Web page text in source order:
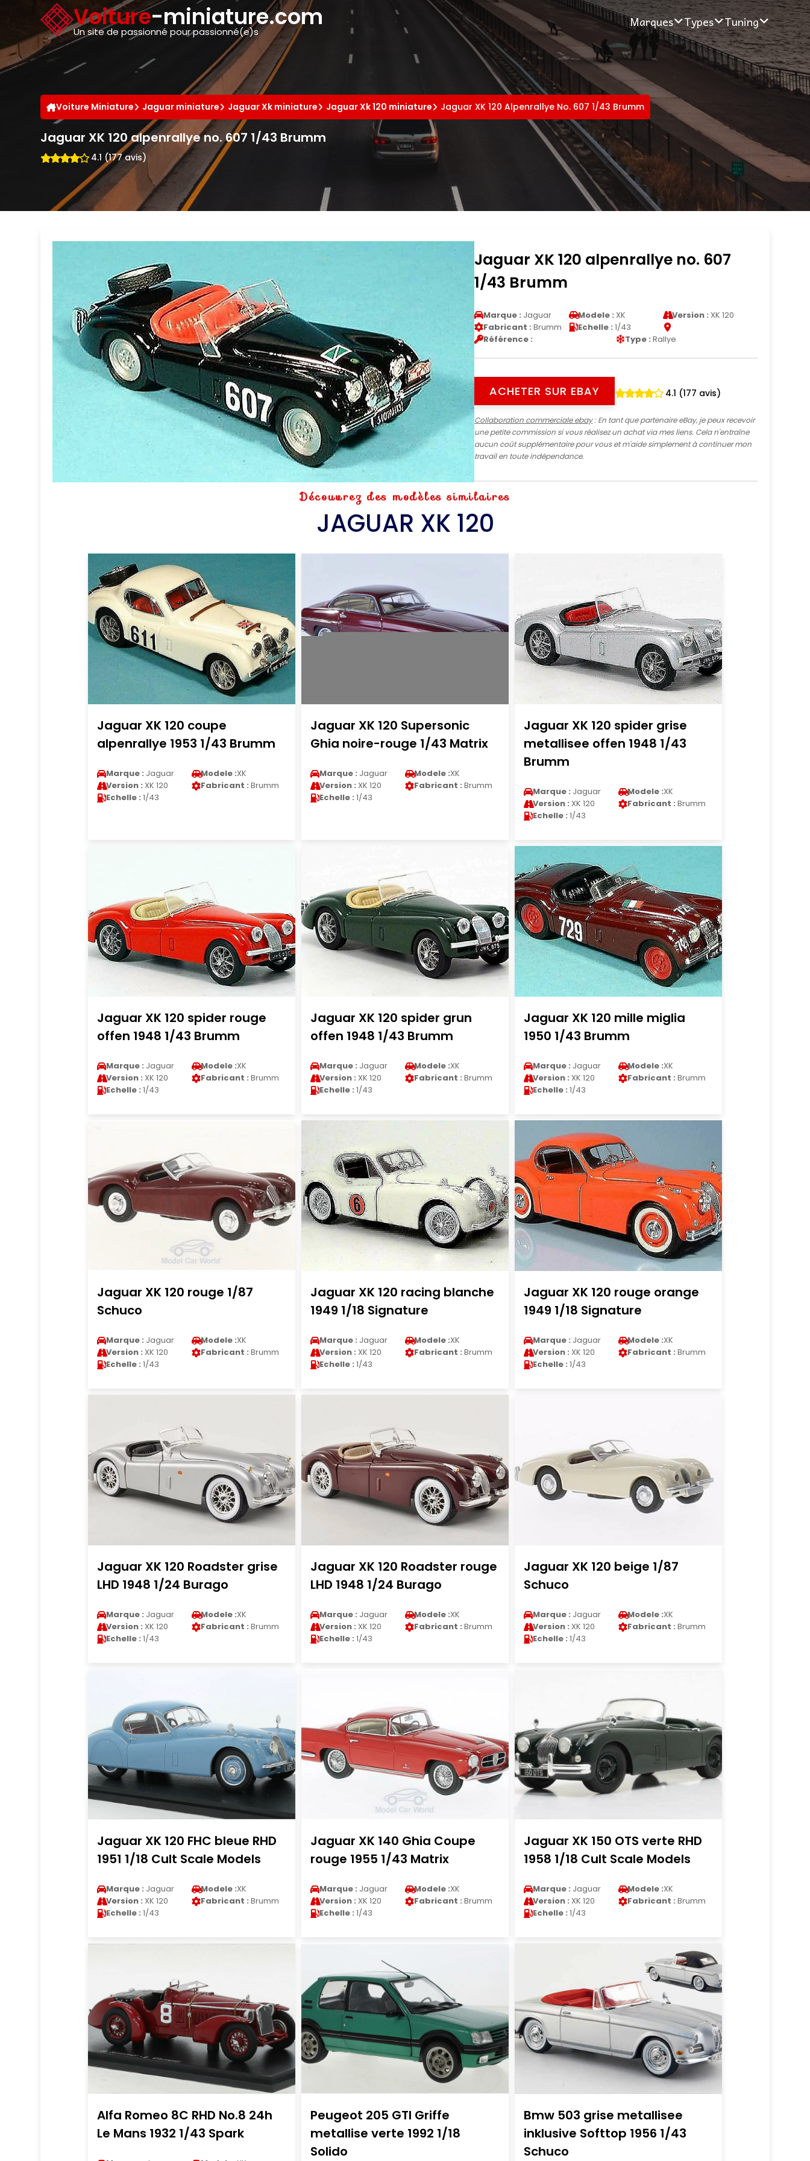
Voiture-miniature.com
Un site de passionné pour passionné(e)s
Marques Types Tuning
Voiture Miniature Jaguar miniature Jaguar Xk miniature Jaguar Xk 120 miniature Jaguar XK 120 Alpenrallye No. 607 1/43 Brumm
Jaguar XK 120 alpenrallye no. 607 1/43 Brumm
4.1 (177 avis)
Jaguar XK 120 alpenrallye no. 607
1/43 Brumm
Marque : Jaguar Modele : XK Version : XK 120
Fabricant : Brumm Echelle : 1/43
Référence :
Type : Rallye
ACHETER SUR EBAY 4.1 (177 avis)
Collaboration commerciale ebay: En tant que partenaire eBay, je peux recevoir
une petite commission si vous réalisez un achat via mes liens. Cela n'entraîne
aucun coût supplémentaire pour vous et m'aide simplement à continuer mon
travail en toute indépendance.
Découvrez des modèles similaires
JAGUAR XK 120
Jaguar XK 120 coupe
alpenrallye 1953 1/43 Brumm
Marque : Jaguar Modele :XK
Version : XK 120 Fabricant : Brumm
Echelle : 1/43
Jaguar XK 120 Supersonic
Ghia noire-rouge 1/43 Matrix
Marque : Jaguar Modele :XK
Version : XK 120 Fabricant : Brumm
Echelle : 1/43
Jaguar XK 120 spider grise
metallisee offen 1948 1/43
Brumm
Marque : Jaguar Modele :XK
Version : XK 120 Fabricant : Brumm
Echelle : 1/43
Jaguar XK 120 spider rouge
offen 1948 1/43 Brumm
Marque : Jaguar Modele :XK
Version : XK 120 Fabricant : Brumm
Echelle : 1/43
Jaguar XK 120 spider grun
offen 1948 1/43 Brumm
Marque : Jaguar Modele :XK
Version : XK 120 Fabricant : Brumm
Echelle : 1/43
Jaguar XK 120 mille miglia
1950 1/43 Brumm
Marque : Jaguar Modele :XK
Version : XK 120 Fabricant : Brumm
Echelle : 1/43
Jaguar XK 120 rouge 1/87
Schuco
Marque : Jaguar Modele :XK
Version : XK 120 Fabricant : Brumm
Echelle : 1/43
Jaguar XK 120 racing blanche
1949 1/18 Signature
Marque : Jaguar Modele :XK
Version : XK 120 Fabricant : Brumm
Echelle : 1/43
Jaguar XK 120 rouge orange
1949 1/18 Signature
Marque : Jaguar Modele :XK
Version : XK 120 Fabricant : Brumm
Echelle : 1/43
Jaguar XK 120 Roadster grise
LHD 1948 1/24 Burago
Marque : Jaguar Modele :XK
Version : XK 120 Fabricant : Brumm
Echelle : 1/43
Jaguar XK 120 Roadster rouge
LHD 1948 1/24 Burago
Marque : Jaguar Modele :XK
Version : XK 120 Fabricant : Brumm
Echelle : 1/43
Jaguar XK 120 beige 1/87
Schuco
Marque : Jaguar Modele :XK
Version : XK 120 Fabricant : Brumm
Echelle : 1/43
Jaguar XK 120 FHC bleue RHD
1951 1/18 Cult Scale Models
Marque : Jaguar Modele :XK
Version : XK 120 Fabricant : Brumm
Echelle : 1/43
Jaguar XK 140 Ghia Coupe
rouge 1955 1/43 Matrix
Marque : Jaguar Modele :XK
Version : XK 120 Fabricant : Brumm
Echelle : 1/43
Jaguar XK 150 OTS verte RHD
1958 1/18 Cult Scale Models
Marque : Jaguar Modele :XK
Version : XK 120 Fabricant : Brumm
Echelle : 1/43
Alfa Romeo 8C RHD No.8 24h
Le Mans 1932 1/43 Spark
Peugeot 205 GTI Griffe
metallise verte 1992 1/18
Solido
Bmw 503 grise metallisee
inklusive Softtop 1956 1/43
Schuco
Panneau de gestion des cookies